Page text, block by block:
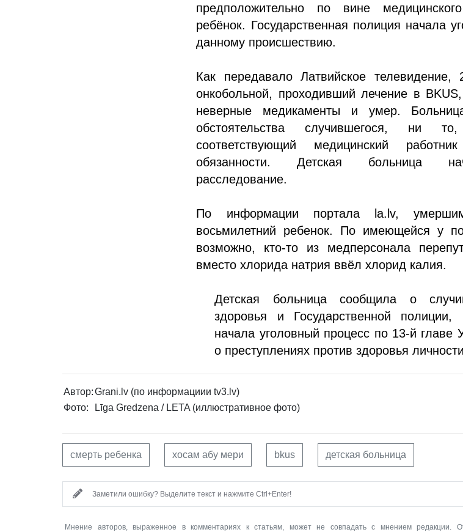
предположительно по вине
ребёнок. Государственная полиция начала
данному происшествию.
Как передавало Латвийское телевидение,
онкобольной, проходивший лечение в
неверные медикаменты и умер.
обстоятельства случившегося, ни
соответствующий медицинский
обязанности. Детская больница
расследование.
По информации портала la.lv,
восьмилетний ребенок. По имеющейся у
возможно, кто-то из медперсонала
вместо хлорида натрия ввёл хлорид калия.
Детская больница сообщила о
здоровья и Государственной
начала уголовный процесс по 13-й главе
о преступлениях против здоровья
Автор:Grani.lv (по информациии tv3.lv)
Фото:
Līga Gredzena / LETA (иллюстративное фото)
смерть ребенка хосам абу мери bkus детская больница
Заметили ошибку? Выделите текст и нажмите Ctrl+Enter!
Мнение авторов, выраженное в комментариях к статьям, может не совпадать с мнением редакции.